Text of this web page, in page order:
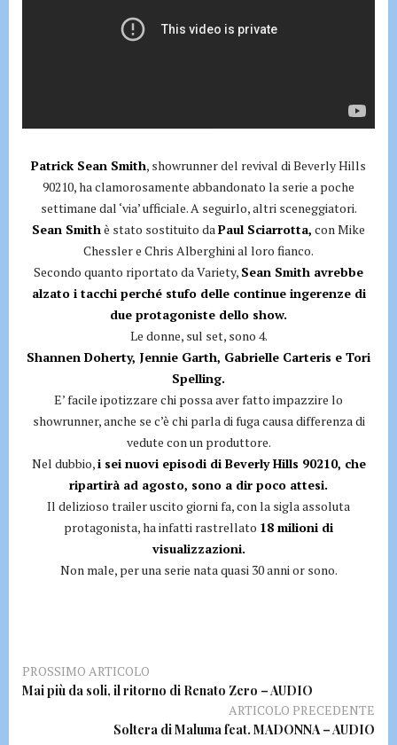
Patrick Sean Smith, showrunner del revival di Beverly Hills
90210, ha clamorosamente abbandonato la serie a poche
settimane dal ‘via’ ufficiale. A seguirlo, altri sceneggiatori.
Sean Smithè stato sostituito daPaul Sciarrotta, con Mike
Chessler e Chris Alberghini al loro fianco.
Secondo quanto riportato da Variety, Sean Smith avrebbe
alzato i tacchi perché stufo delle continue ingerenze di
due protagoniste dello show.
Le donne, sul set, sono 4.
Shannen Doherty, Jennie Garth, Gabrielle Carteris e Tori
Spelling.
E’ facile ipotizzare chi possa aver fatto impazzire lo
showrunner, anche se c’è chi parla di fuga causa differenza di
vedute con un produttore.
Nel dubbio,i sei nuovi episodi di Beverly Hills 90210, che
ripartirà ad agosto, sono a dir poco attesi.
Il delizioso trailer uscito giorni fa, con la sigla assoluta
protagonista, ha infatti rastrellato 18 milioni di
visualizzazioni.
Non male, per una serie nata quasi 30 anni or sono.
PROSSIMO ARTICOLO
Mai più da soli, il ritorno di Renato Zero – AUDIO
ARTICOLO PRECEDENTE
Soltera di Maluma feat. MADONNA – AUDIO